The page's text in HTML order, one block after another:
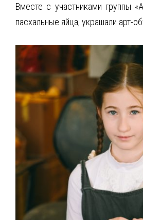
Вместе с участниками группы
пасхальные яйца, украшали арт-